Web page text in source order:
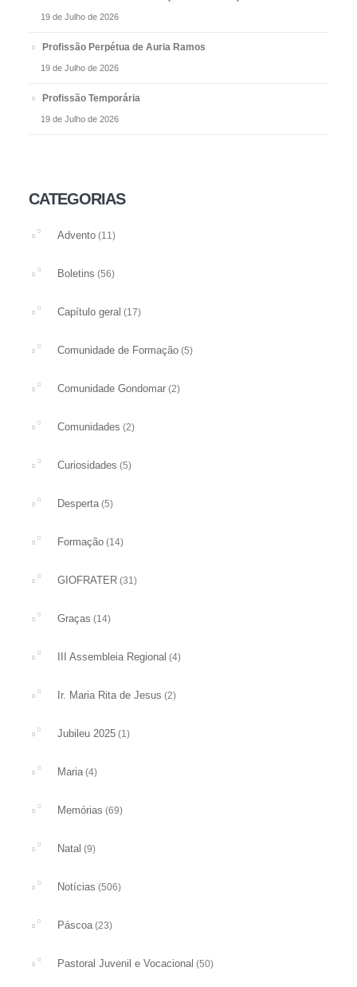
19 de Julho de 2026
Profissão Perpétua de Auria Ramos
19 de Julho de 2026
Profissão Temporária
19 de Julho de 2026
CATEGORIAS
Advento (11)
Boletins (56)
Capítulo geral (17)
Comunidade de Formação (5)
Comunidade Gondomar (2)
Comunidades (2)
Curiosidades (5)
Desperta (5)
Formação (14)
GIOFRATER (31)
Graças (14)
III Assembleia Regional (4)
Ir. Maria Rita de Jesus (2)
Jubileu 2025 (1)
Maria (4)
Memórias (69)
Natal (9)
Notícias (506)
Páscoa (23)
Pastoral Juvenil e Vocacional (50)